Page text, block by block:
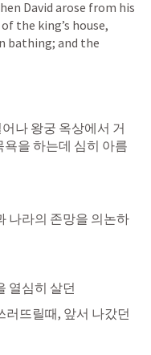
David arose from his
the king’s house,
bathing; and the
나 왕궁 옥상에서 거
욕을 하는데 심히 아름
나라의 존망을 의논하
열심히 살던
러뜨릴때, 앞서 나갔던